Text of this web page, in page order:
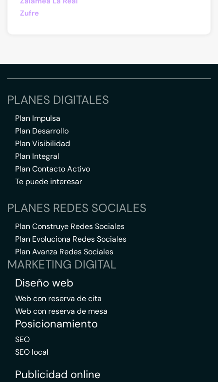
Zufre
PLANES DIGITALES
Plan Impulsa
Plan Desarrollo
Plan Visibilidad
Plan Integral
Plan Contacto Activo
Te puede interesar
PLANES REDES SOCIALES
Plan Construye Redes Sociales
Plan Evoluciona Redes Sociales
Plan Avanza Redes Sociales
MARKETING DIGITAL
Diseño web
Web con reserva de cita
Web con reserva de mesa
Posicionamiento
SEO
SEO local
Publicidad online